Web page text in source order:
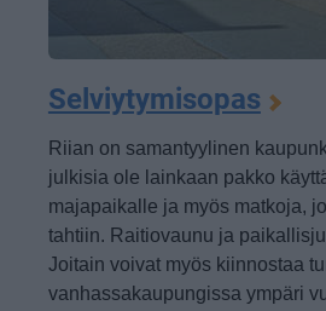
Selviytymisopas
Riian on samantyylinen
julkisia ole lainkaan pakko
majapaikalle ja myös matkoja,
tahtiin. Raitiovaunu ja
Joitain voivat myös kiinnostaa
vanhassakaupungissa ympäri